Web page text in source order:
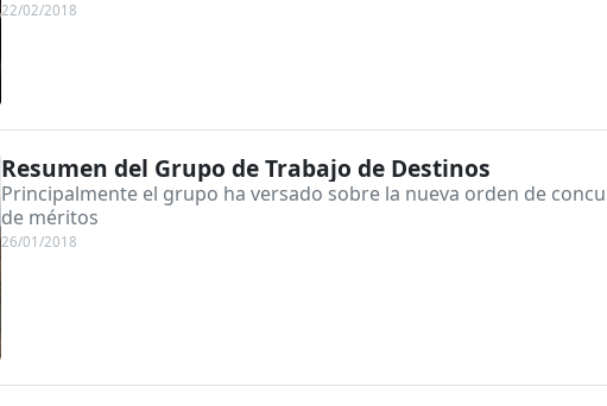
22/02/2018
Resumen del Grupo de Trabajo de Destinos
Principalmente el grupo ha versado sobre la nueva orden de
de méritos
26/01/2018